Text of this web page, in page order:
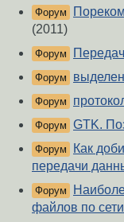
Форум
(2011)
Форум
Форум
Форум
Форум GTK.
Форум
Как
передачи
Форум
файлов по